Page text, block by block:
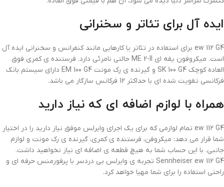
ایده آل برای تئاتر و سخنرانی
ew 112 G4 برای استفاده در تئاتر یا کارهایی مانند کنفرانس و سخنرانی ایده آل
است. میکروفون یقه ای ME 2-II حالتی نامرئی دارد. فرستنده ی کمری فوق
العاده کوچک SK 100 G4 و گیرنده ی رک مونت EM 100 G4 دارای سیستم بانک
فرکانسی تقویت شده ای با حداکثر 12 فرکانس سازگار می باشد.
همراه با لوازم اضافه ای که نیاز دارید
ew 112 G4 تمام لوازمی که برای یک اجرای وایرلس موفق نیاز دارید را در اختیار
شما قرار می دهد: میکروفن، فرستنده ی کمری، گیرنده ی رک مونت و لوازم
جانبی. با این حساب شما به هیچ قطعه ی اضافه ای نیاز نخواهید داشت.
Sennheiser ew 112 G4 تجربه ی وایرلس بی دردسر با پرفورمنس حرفه ای و
راحتی استفاده را برای شما مهیا خواهد کرد.